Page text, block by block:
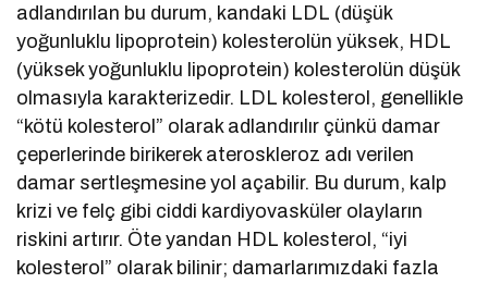
adlandırılan bu durum, kandaki LDL (düşük
yoğunluklu lipoprotein) kolesterolün yüksek, HDL
(yüksek yoğunluklu lipoprotein) kolesterolün düşük
olmasıyla karakterizedir. LDL kolesterol, genellikle
“kötü kolesterol” olarak adlandırılır çünkü damar
çeperlerinde birikerek ateroskleroz adı verilen
damar sertleşmesine yol açabilir. Bu durum, kalp
krizi ve felç gibi ciddi kardiyovasküler olayların
riskini artırır. Öte yandan HDL kolesterol, “iyi
kolesterol” olarak bilinir; damarlarımızdaki fazla